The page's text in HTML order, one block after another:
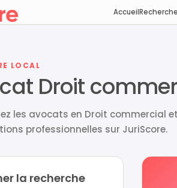
Accueil
LOCAL
Droit
les avocats en Droit commercial
professionnelles sur JuriScore.
la recherche